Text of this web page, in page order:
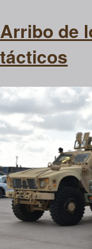
Arribo de
tácticos